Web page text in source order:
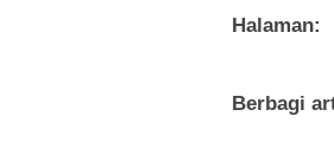
Halaman:
Berbagi